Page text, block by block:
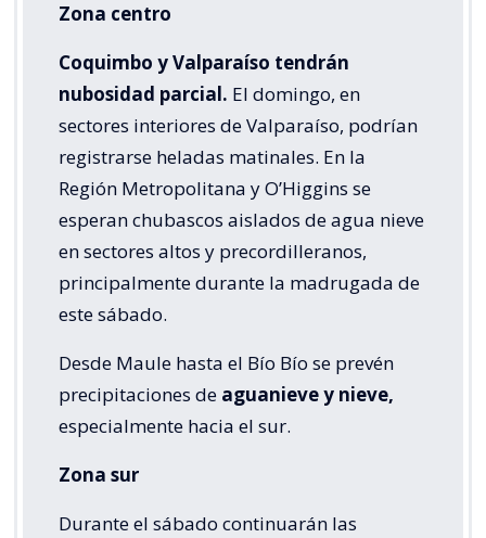
Zona centro
Coquimbo y Valparaíso tendrán
nubosidad parcial. El domingo, en
sectores interiores de Valparaíso, podrían
registrarse heladas matinales. En la
Región Metropolitana y O’Higgins se
esperan chubascos aislados de agua nieve
en sectores altos y precordilleranos,
principalmente durante la madrugada de
este sábado.
Desde Maule hasta el Bío Bío se prevén
precipitaciones de aguanieve y nieve,
especialmente hacia el sur.
Zona sur
Durante el sábado continuarán las